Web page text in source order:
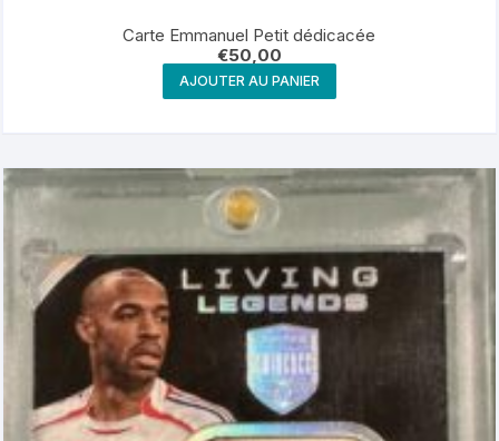
Carte Emmanuel Petit dédicacée
€50,00
AJOUTER AU PANIER